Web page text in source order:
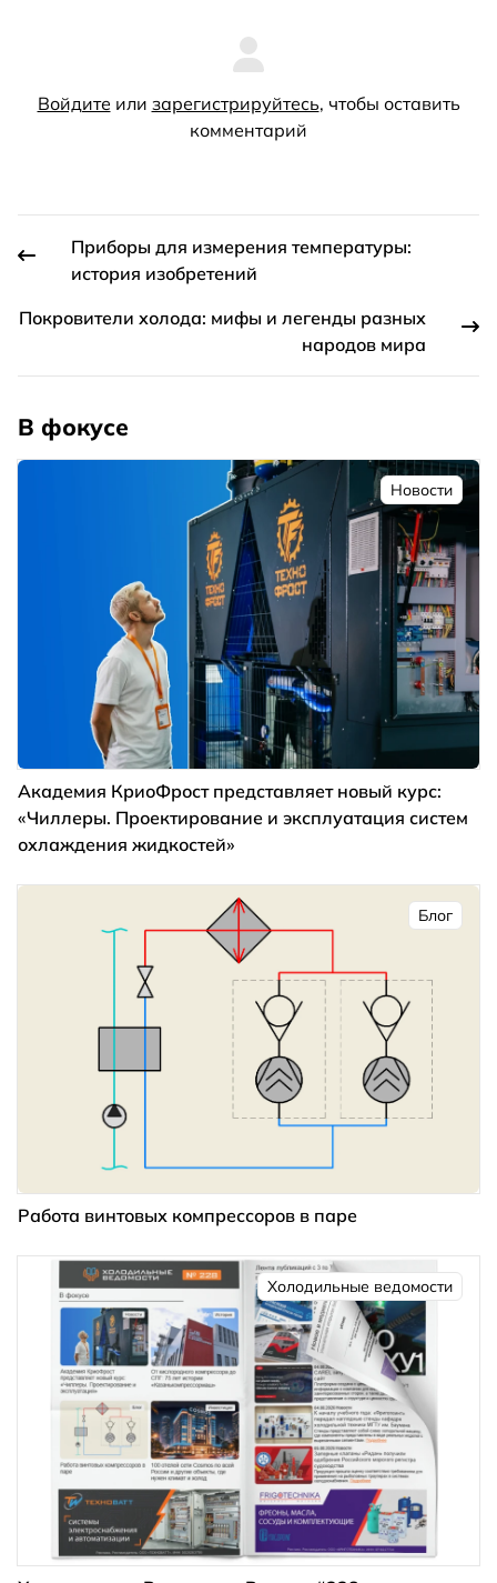
Войдите или зарегистрируйтесь, чтобы оставить
комментарий
Приборы для измерения температуры:
история изобретений
Покровители холода: мифы и легенды разных
народов мира
В фокусе
Новости
Академия КриоФрост представляет новый курс:
«Чиллеры. Проектирование и эксплуатация систем
охлаждения жидкостей»
Блог
Работа винтовых компрессоров в паре
Холодильные ведомости